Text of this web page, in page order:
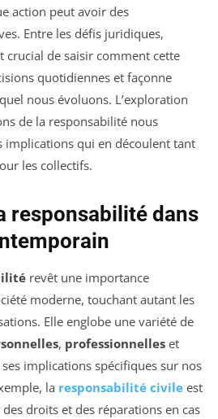
action peut avoir des
Entre les défis juridiques,
crucial de saisir comment cette
quotidiennes et façonne
nous évoluons. L’exploration
de la responsabilité nous
implications qui en découlent tant
les collectifs.
responsabilité dans
revêt une importance
moderne, touchant autant les
Elle englobe une variété de
, professionnelles et
implications spécifiques sur nos
la responsabilité civile est
droits et des réparations en cas